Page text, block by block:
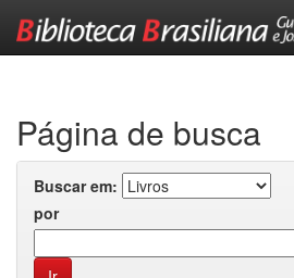
Página de busca
Buscar em:
por